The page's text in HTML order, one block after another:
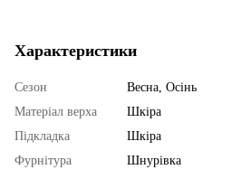
Характеристики
Сезон
Весна, Осінь
Матеріал верха
Шкіра
Підкладка
Шкіра
Фурнітура
Шнурівка